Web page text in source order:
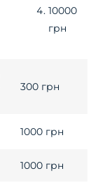
10000
грн
300 грн
1000 грн
1000 грн